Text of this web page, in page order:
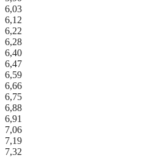
6,03
6,12
6,22
6,28
6,40
6,47
6,59
6,66
6,75
6,88
6,91
7,06
7,19
7,32